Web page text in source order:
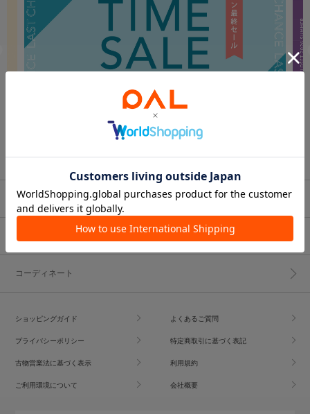
ブランド一覧
コーディネート
ショッピングガイド よくあるご質問
プライバシーポリシー 特定商取引に基づく表記
古物営業法に基づく表示 利用規約
ご利用環境について 会社概要